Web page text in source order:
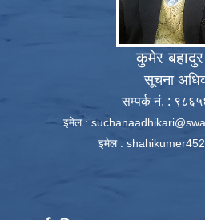
कुमेर बहादुर
सूचना
सम्पर्क नं. :
इमेल :
इमेल :